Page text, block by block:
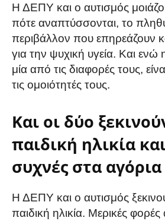
Η ΔΕΠΥ και ο αυτισμός
πότε αναπτύσσονται, το
περιβάλλον που επηρεάζουν
για την ψυχική υγεία. Και ενώ
μία από τις διαφορές τους,
τις ομοιότητές τους.
Και οι δύο
παιδική ηλικία
συχνές στα αγόρια
Η ΔΕΠΥ και ο αυτισμός
παιδική ηλικία. Μερικές φορές